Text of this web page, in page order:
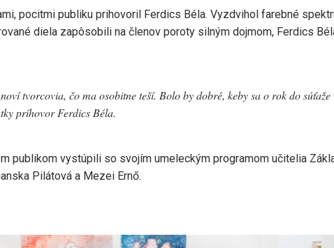
pocitmi publiku prihovoril Ferdics Béla. Vyzdvihol farebné
diela zapôsobili na členov poroty silným dojmom, Ferdics
tvorcovia, čo ma osobitne teší. Bolo by dobré, keby sa o rok do súťaže
príhovor Ferdics Béla.
publikom vystúpili so svojím umeleckým programom učitelia
Pilátová a Mezei Ernő.